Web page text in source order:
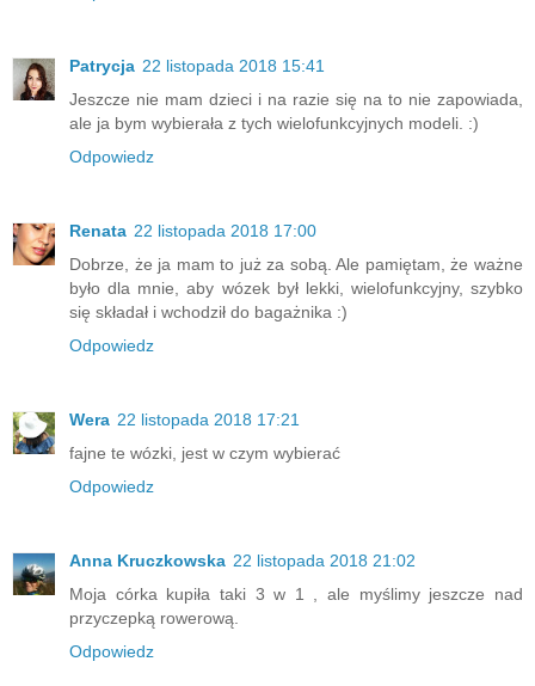
Patrycja 22 listopada 2018 15:41
Jeszcze nie mam dzieci i na razie się na to nie zapowiada,
ale ja bym wybierała z tych wielofunkcyjnych modeli. :)
Odpowiedz
Renata 22 listopada 2018 17:00
Dobrze, że ja mam to już za sobą. Ale pamiętam, że ważne
było dla mnie, aby wózek był lekki, wielofunkcyjny, szybko
się składał i wchodził do bagażnika :)
Odpowiedz
Wera 22 listopada 2018 17:21
fajne te wózki, jest w czym wybierać
Odpowiedz
Anna Kruczkowska 22 listopada 2018 21:02
Moja córka kupiła taki 3 w 1 , ale myślimy jeszcze nad
przyczepką rowerową.
Odpowiedz